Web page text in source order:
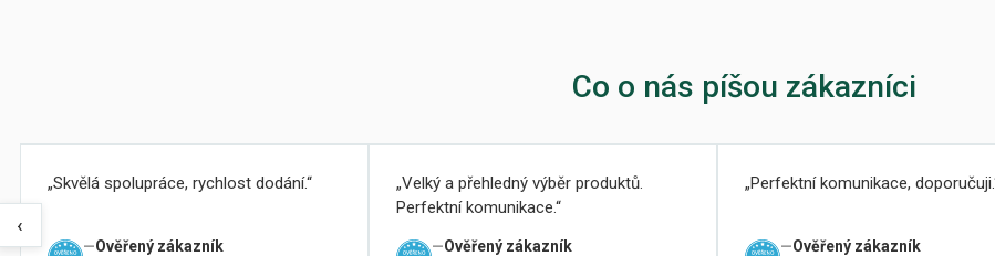
Co o nás píšou zákazníci
‹
Skvělá spolupráce, rychlost dodání.
Ověřený zákazník
Velký a přehledný výběr produktů.
Perfektní komunikace.
Ověřený zákazník
Perfektní komunikace, doporučuji.
Ověřený zákazník